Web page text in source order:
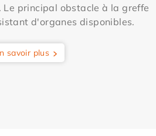
principal obstacle à la greffe
d'organes disponibles.
savoir plus